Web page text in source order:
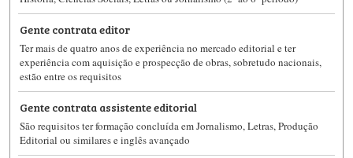
Gente contrata editor
Ter mais de quatro anos de experiência no mercado editorial e ter
experiência com aquisição e prospecção de obras, sobretudo nacionais,
estão entre os requisitos
Gente contrata assistente editorial
São requisitos ter formação concluída em Jornalismo, Letras, Produção
Editorial ou similares e inglês avançado